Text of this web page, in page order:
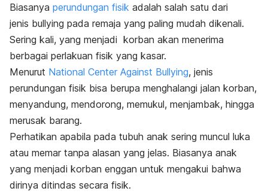
Biasanya perundungan fisik adalah salah satu dari
jenis bullying pada remaja yang paling mudah dikenali.
Sering kali, yang menjadi korban akan menerima
berbagai perlakuan fisik yang kasar.
Menurut National Center Against Bullying, jenis
perundungan fisik bisa berupa menghalangi jalan korban,
menyandung, mendorong, memukul, menjambak, hingga
merusak barang.
Perhatikan apabila pada tubuh anak sering muncul luka
atau memar tanpa alasan yang jelas. Biasanya anak
yang menjadi korban enggan untuk mengakui bahwa
dirinya ditindas secara fisik.